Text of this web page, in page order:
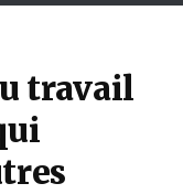
travail